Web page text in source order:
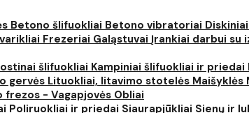
Betono šlifuokliai Betono vibratoriai
Frezeriai Galąstuvai Įrankiai darbui su
šlifuokliai Kampiniai šlifuokliai ir priedai
gervės Lituokliai, litavimo stotelės Maišyklės
frezos - Vagapjovės Obliai
Poliruokliai ir priedai Siaurapjūkliai Sienų ir